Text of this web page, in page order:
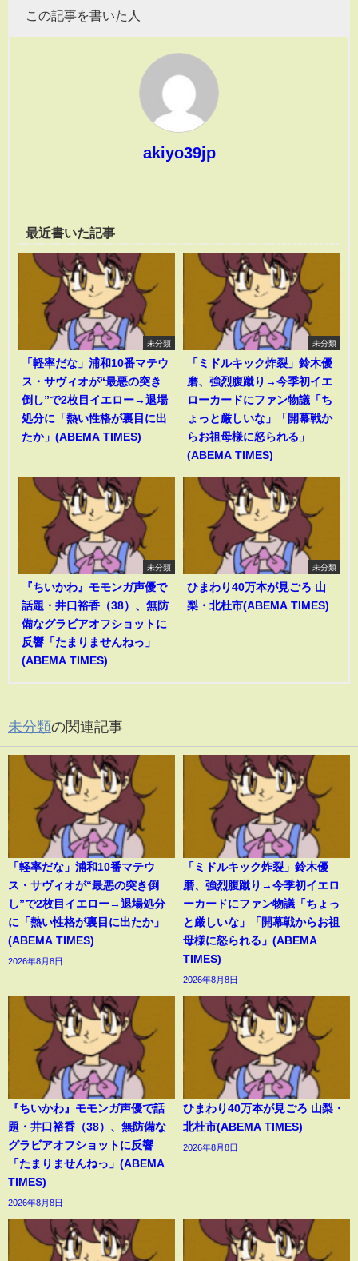
この記事を書いた人
akiyo39jp
最近書いた記事
未分類
「軽率だな」浦和10番マテウ
ス・サヴィオが“最悪の突き
倒し”で2枚目イエロー→退場
処分に「熱い性格が裏目に出
たか」(ABEMA TIMES)
未分類
「ミドルキック炸裂」鈴木優
磨、強烈腹蹴り→今季初イエ
ローカードにファン物議「ち
ょっと厳しいな」「開幕戦か
らお祖母様に怒られる」
(ABEMA TIMES)
未分類
『ちいかわ』モモンガ声優で
話題・井口裕香（38）、無防
備なグラビアオフショットに
反響「たまりませんねっ」
(ABEMA TIMES)
未分類
ひまわり40万本が見ごろ 山
梨・北杜市(ABEMA TIMES)
未分類の関連記事
「軽率だな」浦和10番マテウ
ス・サヴィオが“最悪の突き倒
し”で2枚目イエロー→退場処分
に「熱い性格が裏目に出たか」
(ABEMA TIMES)
2026年8月8日
「ミドルキック炸裂」鈴木優
磨、強烈腹蹴り→今季初イエロ
ーカードにファン物議「ちょっ
と厳しいな」「開幕戦からお祖
母様に怒られる」(ABEMA
TIMES)
2026年8月8日
『ちいかわ』モモンガ声優で話
題・井口裕香（38）、無防備な
グラビアオフショットに反響
「たまりませんねっ」(ABEMA
TIMES)
2026年8月8日
ひまわり40万本が見ごろ 山梨・
北杜市(ABEMA TIMES)
2026年8月8日